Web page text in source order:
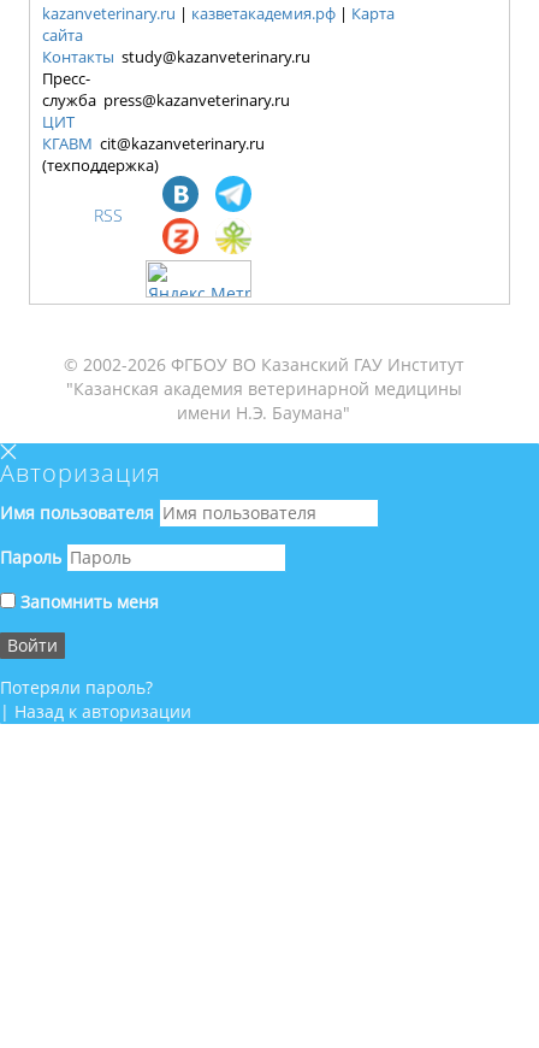
kazanveterinary.ru | казветакадемия.рф | Карта
сайта
Контакты study@kazanveterinary.ru
Пресс-
служба press@kazanveterinary.ru
ЦИТ
КГАВМ cit@kazanveterinary.ru
(техподдержка)
RSS
© 2002-2026 ФГБОУ ВО Казанский ГАУ Институт
"Казанская академия ветеринарной медицины
имени Н.Э. Баумана"
Авторизация
Имя пользователя
Пароль
Запомнить меня
Потеряли пароль?
| Назад к авторизации